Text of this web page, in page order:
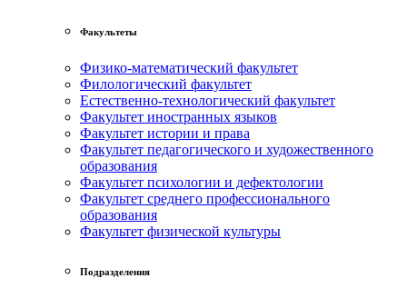
Факультеты
Физико-математический факультет
Филологический факультет
Естественно-технологический факультет
Факультет иностранных языков
Факультет истории и права
Факультет педагогического и художественного
образования
Факультет психологии и дефектологии
Факультет среднего профессионального
образования
Факультет физической культуры
Подразделения